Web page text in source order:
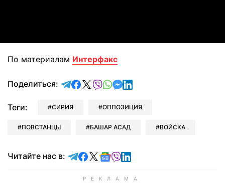
По материалам Интерфакс
Поделиться: отправить в Telegram
поделиться в Facebook
поделиться в X
отправить в Viber
отправить в Whatsapp
отправить в Messenger
отправить в LinkedIn
Теги: СИРИЯ ОППОЗИЦИЯ
ПОВСТАНЦЫ БАШАР АСАД ВОЙСКА
Читайте нас в: Читайте в Telegram
Читайте в Facebook
Читайте в X
Читайте в Google news
Читайте в Viber
Читайте в LinkedIn